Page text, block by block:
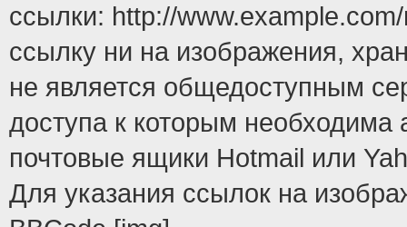
ссылки: http://
ссылку ни на изображения,
не является общедоступным
доступа к которым
почтовые ящики Hotmail или
Для указания ссылок на